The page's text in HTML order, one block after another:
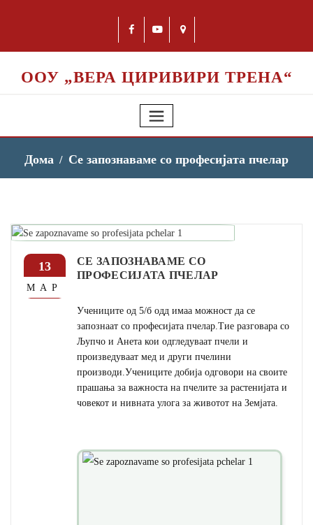
ООУ „ВЕРА ЦИРИВИРИ ТРЕНА“
Дома Се запознаваме со професијата пчелар
13
МАР
СЕ ЗАПОЗНАВАМЕ СО
ПРОФЕСИЈАТА ПЧЕЛАР
Учениците од 5/б одд имаа можност да се
запознаат со професијата пчелар.Тие разговара со
Љупчо и Анета кои одгледуваат пчели и
произведуваат мед и други пчелини
производи.Учениците добија одговори на своите
прашања за важноста на пчелите за растенијата и
човекот и нивната улога за животот на Земјата.